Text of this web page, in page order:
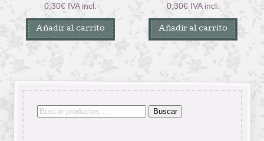
0,30€ IVA incl.
Añadir al carrito
0,30€ IVA incl.
Añadir al carrito
Buscar
Buscar